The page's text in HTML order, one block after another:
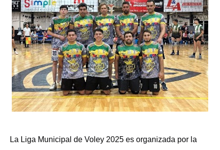
La Liga Municipal de Voley 2025 es organizada por la